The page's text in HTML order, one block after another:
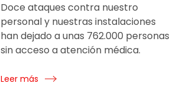
Doce ataques contra nuestro
personal y nuestras instalaciones
han dejado a unas 762.000 personas
sin acceso a atención médica.
Leer más